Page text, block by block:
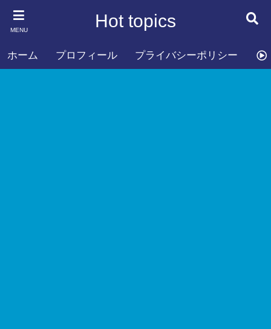
MENU Hot topics
ホーム プロフィール プライバシーポリシー お